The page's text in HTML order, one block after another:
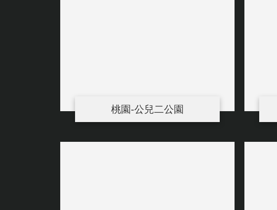
桃園-公兒二公園